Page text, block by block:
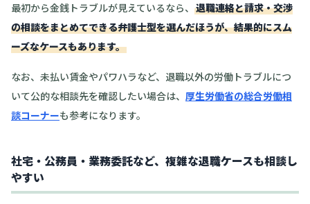
最初から金銭トラブルが見えているなら、 退職連絡と請求・交渉
の相談をまとめてできる弁護士型を選んだほうが、結果的にスム
ーズなケースもあります。
なお、未払い賃金やパワハラなど、退職以外の労働トラブルにつ
いて公的な相談先を確認したい場合は、 厚生労働省の総合労働相
談コーナーも参考になります。
社宅・公務員・業務委託など、複雑な退職ケースも相談し
やすい